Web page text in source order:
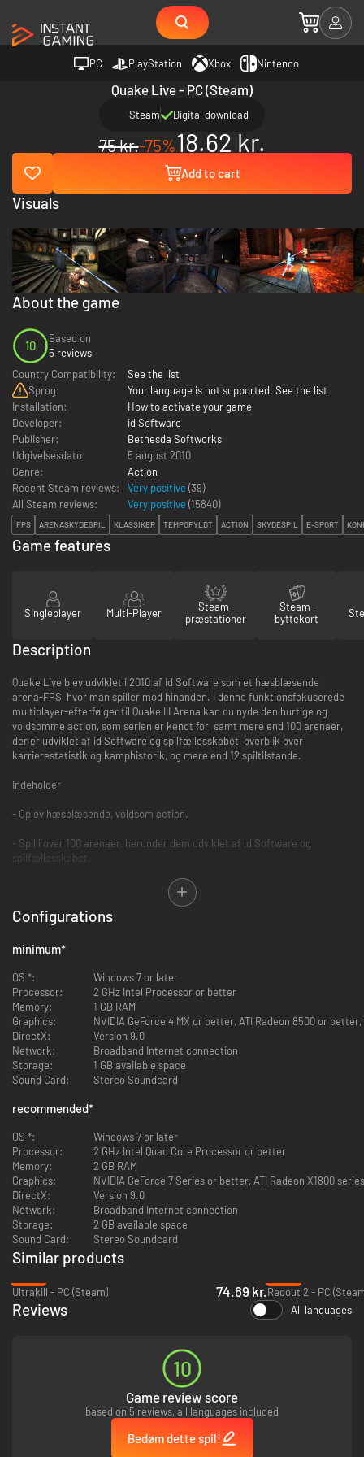
PC PlayStation Xbox Nintendo
Quake Live - PC (Steam)
Steam Digital download
75 kr.-75%18.62 kr.
Add to cart
About the game
10
Based on
5 reviews
Country Compatibility:
See the list
Sprog:
Your language is not supported. See the list
Installation:
How to activate your game
Developer:
id Software
Publisher:
Bethesda Softworks
Udgivelsesdato:
5 august 2010
Genre:
Action
Recent Steam reviews:
Very positive (39)
All Steam reviews:
Very positive (15840)
FPS ARENASKYDESPIL KLASSIKER TEMPOFYLDT ACTION SKYDESPIL E-SPORT
Visuals
Game features
Singleplayer Multi-Player
Steam-
præstationer
Steam-
byttekort
Description
Quake Live blev udviklet i 2010 af id Software som et hæsblæsende
arena-FPS, hvor man spiller mod hinanden. I denne funktionsfokuserede
multiplayer-efterfølger til Quake III Arena kan du nyde den hurtige og
voldsomme action, som serien er kendt for, samt mere end 100 arenaer,
der er udviklet af id Software og spilfællesskabet, overblik over
karrierestatistik og kamphistorik, og mere end 12 spiltilstande.
Indeholder
- Oplev hæsblæsende, voldsom action.
- Spil i over 100 arenaer, herunder dem udviklet af id Software og
spilfællesskabet.
- Se din karrierestatistik og kamphistorik.
- Konkurrer og spil sammen med venner og andre spillere på verdensplan.
- Nyd 12 spiltilstande såsom Free-for-All, Duel, Team Deathmatch, Clan
Configurations
minimum*
OS *:
Windows 7 or later
Processor:
2 GHz Intel Processor or better
Memory:
1 GB RAM
Graphics:
NVIDIA GeForce 4 MX or better, ATI Radeon 8500 or
DirectX:
Version 9.0
Network:
Broadband Internet connection
Storage:
1 GB available space
Sound Card:
Stereo Soundcard
recommended*
OS *:
Windows 7 or later
Processor:
2 GHz Intel Quad Core Processor or better
Memory:
2 GB RAM
Graphics:
NVIDIA GeForce 7 Series or better, ATI Radeon X1800
DirectX:
Version 9.0
Network:
Broadband Internet connection
Storage:
2 GB available space
Sound Card:
Stereo Soundcard
Similar products
Ultrakill - PC (Steam)
74.69 kr.Redout 2 - PC
Reviews All languages
10
Game review score
based on 5 reviews, all languages included
Bedøm dette spil!